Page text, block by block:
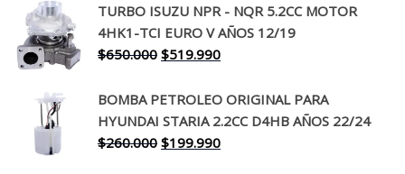
original
era:
$130.000.
actual
es:
$94.990.
TURBO ISUZU NPR - NQR 5.2CC MOTOR
4HK1-TCI EURO V AÑOS 12/19
$650.000 El
original
era:
$650.000.
$519.990El
actual
es:
$519.990.
BOMBA PETROLEO ORIGINAL PARA
HYUNDAI STARIA 2.2CC D4HB AÑOS 22/24
$260.000 El
$199.990El